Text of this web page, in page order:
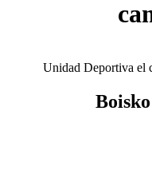
Unidad Deportiva el